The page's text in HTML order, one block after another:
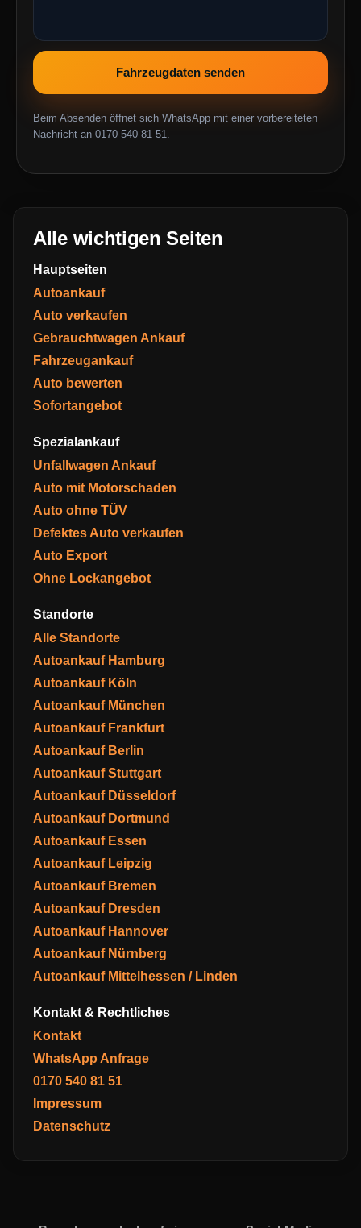
Fahrzeugdaten senden
Beim Absenden öffnet sich WhatsApp mit einer vorbereiteten
Nachricht an 0170 540 81 51.
Alle wichtigen Seiten
Hauptseiten
Autoankauf
Auto verkaufen
Gebrauchtwagen Ankauf
Fahrzeugankauf
Auto bewerten
Sofortangebot
Spezialankauf
Unfallwagen Ankauf
Auto mit Motorschaden
Auto ohne TÜV
Defektes Auto verkaufen
Auto Export
Ohne Lockangebot
Standorte
Alle Standorte
Autoankauf Hamburg
Autoankauf Köln
Autoankauf München
Autoankauf Frankfurt
Autoankauf Berlin
Autoankauf Stuttgart
Autoankauf Düsseldorf
Autoankauf Dortmund
Autoankauf Essen
Autoankauf Leipzig
Autoankauf Bremen
Autoankauf Dresden
Autoankauf Hannover
Autoankauf Nürnberg
Autoankauf Mittelhessen / Linden
Kontakt & Rechtliches
Kontakt
WhatsApp Anfrage
0170 540 81 51
Impressum
Datenschutz